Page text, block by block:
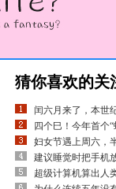
猜你喜欢的关
闰六月来了，本世
四个巳！今年首个
妇女节遇上周六，
建议睡觉时把手机
超级计算机算出人